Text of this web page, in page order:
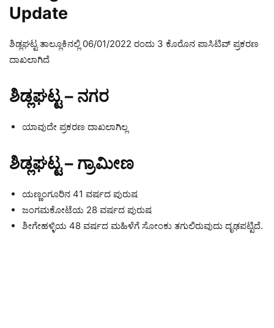
Update
ಶಿಡ್ಲಘಟ್ಟ ತಾಲ್ಲೂಕಿನಲ್ಲಿ 06/01/2022 ರಂದು 3 ಕೊರೊನ ಪಾಸಿಟಿವ್ ಪ್ರಕರಣ
ದಾಖಲಾಗಿದೆ
ಶಿಡ್ಲಘಟ್ಟ – ನಗರ
ಯಾವುದೇ ಪ್ರಕರಣ ದಾಖಲಾಗಿಲ್ಲ
ಶಿಡ್ಲಘಟ್ಟ – ಗ್ರಾಮೀಣ
ಯಣ್ಣಂಗೂರಿನ 41 ವರ್ಷದ ಪುರುಷ
ಜಂಗಮಕೋಟೆಯ 28 ವರ್ಷದ ಪುರುಷ
ಶೀಗೇಹಳ್ಳಿಯ 48 ವರ್ಷದ ಮಹಿಳೆಗೆ ಸೋಂಕು ತಗುಲಿರುವುದು ದೃಢಪಟ್ಟಿದೆ.